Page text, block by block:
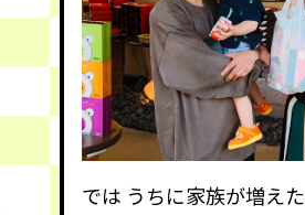
では うちに家族が増え